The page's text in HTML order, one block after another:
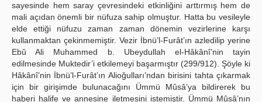
sayesinde hem saray çevresindeki etkinliğini arttırmış hem de
mali açıdan önemli bir nüfuza sahip olmuştur. Hatta bu vesileyle
elde ettiği nüfuzu zaman zaman dönemin vezirlerine karşı
kullanmaktan çekinmemiştir. Vezir İbnü’l-Furât’ın azledilip yerine
Ebû Ali Muhammed b. Ubeydullah el-Hâkânî’nin tayin
edilmesinde Muktedir’i etkilemeyi başarmıştır (299/912). Şöyle ki
Hâkânî’nin İbnü’l-Furât’ın Alioğulları’ndan birisini tahta çıkarmak
için bir girişimde bulunacağını Ümmü Mûsâ’ya bildirerek bu
haberi halife ve annesine iletmesini istemiştir. Ümmü Mûsâ’nın